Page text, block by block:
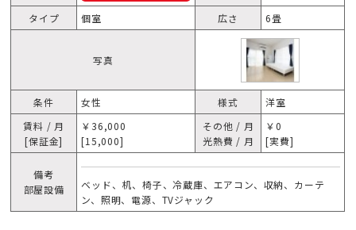
タイプ
個室 広さ 6畳
写真
条件 女性 様式
洋室
賃料 / 月
[保証金]
￥36,000
[15,000]
その他 / 月
光熱費 / 月
￥0
[実費]
備考
部屋設備
ベッド、机、椅子、冷蔵庫、エアコン、収納、カーテ
ン、照明、電源、TVジャック